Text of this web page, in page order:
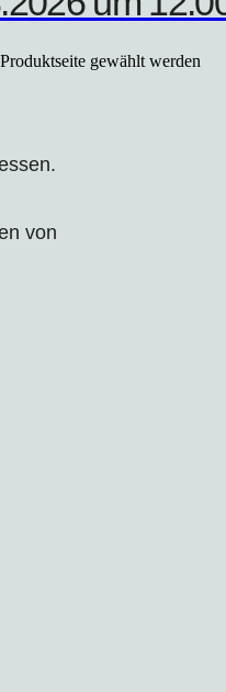
gewählt werden
von